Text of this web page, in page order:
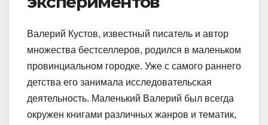
Валерий Кустов, известный писатель и автор
множества бестселлеров, родился в маленьком
провинциальном городке. Уже с самого раннего
детства его занимала исследовательская
деятельность. Маленький Валерий был всегда
окружен книгами различных жанров и тематик,